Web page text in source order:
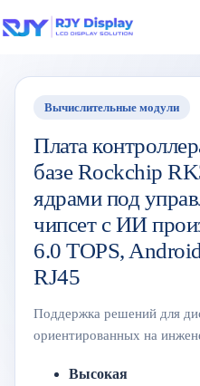
Вычислительные модули
Плата
базе Rockchip
ядрами под
чипсет с ИИ
6.0 TOPS,
RJ45
Поддержка решений для
ориентированных на
Высокая